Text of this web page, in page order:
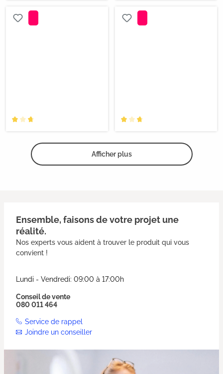
Afficher plus
Ensemble, faisons de votre projet une
réalité.
Nos experts vous aident à trouver le produit qui vous
convient !
Lundi - Vendredi: 09:00 à 17:00h
Conseil de vente
080 011 464
Service de rappel
Joindre un conseiller